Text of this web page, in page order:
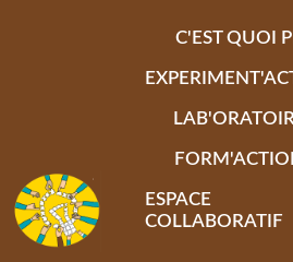
C'EST QUOI
ESPACE
COLLABORATIF